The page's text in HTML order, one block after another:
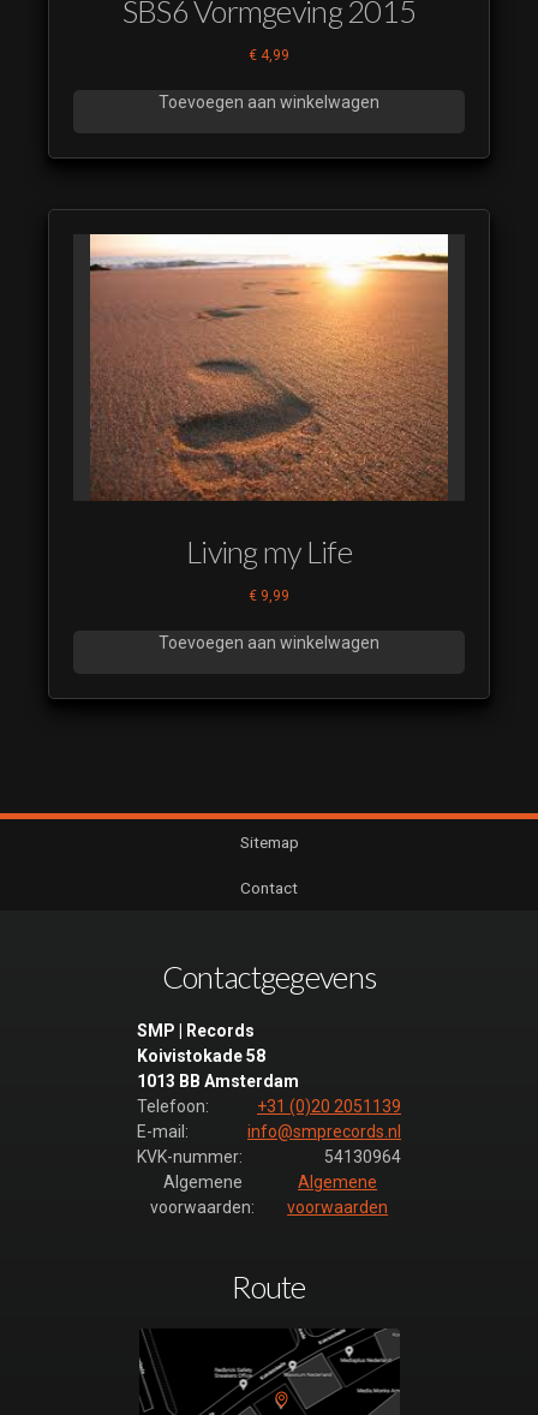
SBS6 Vormgeving 2015
€ 4,99
Toevoegen aan winkelwagen
Living my Life
€ 9,99
Toevoegen aan winkelwagen
Sitemap
Contact
Contactgegevens
SMP | Records
Koivistokade 58
1013 BB Amsterdam
Telefoon:
+31 (0)20 2051139
E-mail:
info@smprecords.nl
KVK-nummer:
54130964
Algemene
voorwaarden:
Algemene
voorwaarden
Route